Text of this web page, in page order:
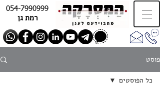
054-7990999
רמת גן
פוסט
כל הפוסטים